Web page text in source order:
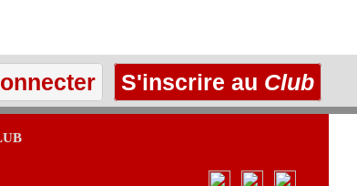
S'inscrire au Club